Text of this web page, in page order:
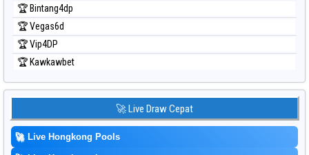
🏆 Bintang4dp
🏆 Vegas6d
🏆 Vip4DP
🏆 Kawkawbet
🚀 Live Draw Cepat
🚀 Live Hongkong Pools